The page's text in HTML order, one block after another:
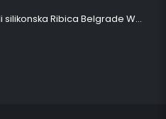
Šetač HOLO mali silikonska Ribica Belgrade Walker